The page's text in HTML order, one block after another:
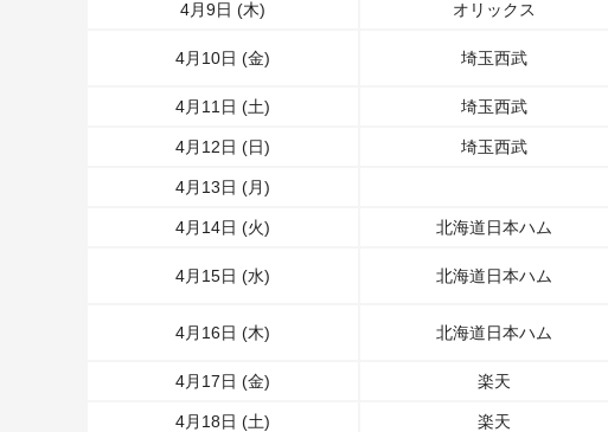
4月9日 (木) オリックス
4月10日 (金) 埼玉西武
4月11日 (土) 埼玉西武
4月12日 (日) 埼玉西武
4月13日 (月)
4月14日 (火) 北海道日本ハム
4月15日 (水) 北海道日本ハム
4月16日 (木) 北海道日本ハム
4月17日 (金) 楽天
4月18日 (土) 楽天